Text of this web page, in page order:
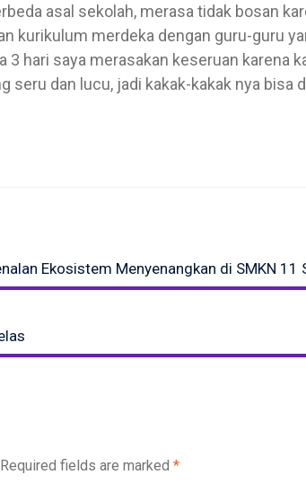
asal sekolah, merasa tidak bosan
kurikulum merdeka dengan guru-guru
3 hari saya merasakan keseruan karena
seru dan lucu, jadi kakak-kakak nya bisa
Ekosistem Menyenangkan di SMKN 11
Required fields are marked *